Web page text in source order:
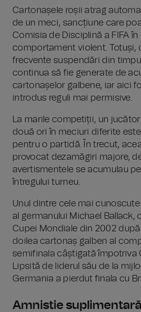
Cartonașele roșii atrag
de un meci, sancțiune care
Comisia de Disciplină a FIFA
comportament violent. Totuși,
frecvente suspendări din
continua să fie generate de
cartonașelor galbene, iar aici
introdus reguli mai permisive.
La marile competiții, un
două ori în meciuri diferite
pentru o partidă. În trecut,
provocat dezamăgiri majore,
avertismentele se acumulau
întregului turneu.
Unul dintre cele mai cunoscute
al germanului Michael Ballack,
Cupei Mondiale din 2002 după
doilea cartonaș galben al
semifinala câștigată împotriva
Lipsită de liderul său de la
Germania a pierdut finala cu
Amnistie